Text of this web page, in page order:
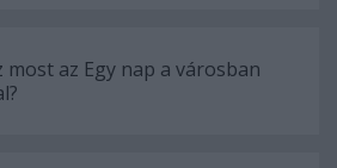
most az Egy nap a városban